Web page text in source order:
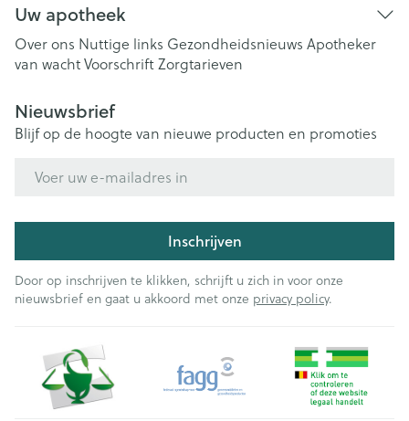
Uw apotheek
Over ons Nuttige links Gezondheidsnieuws Apotheker
van wachtVoorschriftZorgtarieven
Nieuwsbrief
Blijf op de hoogte van nieuwe producten en promoties
Inschrijven
Door op inschrijven te klikken, schrijft u zich in voor onze
nieuwsbrief en gaat u akkoord met onze privacy policy.